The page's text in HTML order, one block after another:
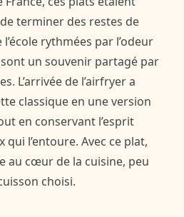
terminer des restes de
rythmées par l’odeur
un souvenir partagé par
L’arrivée de l’airfryer a
classique en une version
en conservant l’esprit
l’entoure. Avec ce plat,
au cœur de la cuisine, peu
choisi.